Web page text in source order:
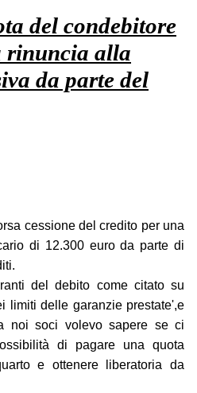
del condebitore
rinuncia alla
da parte del
cessione del credito per una
di 12.300 euro da parte di
del debito come citato su
limiti delle garanzie prestate',e
noi soci volevo sapere se ci
di pagare una quota
e ottenere liberatoria da